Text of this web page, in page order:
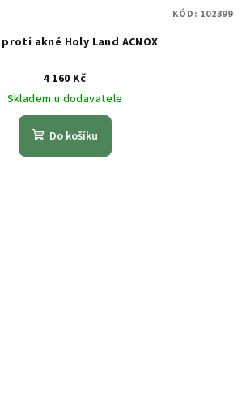
akné Holy Land ACNOX
4 160 Kč
Skladem u dodavatele
Do košíku
KÓD: 102399